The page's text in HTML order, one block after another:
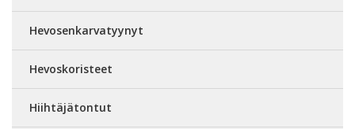
Hevosenkarvatyynyt
Hevoskoristeet
Hiihtäjätontut